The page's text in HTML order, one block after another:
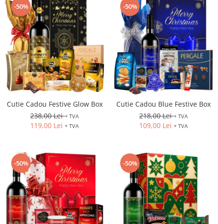
-50%
Cutie Cadou Festive Glow Box
238,00 Lei+ TVA
119,00 Lei + TVA
-50%
Cutie Cadou Blue Festive Box
218,00 Lei+ TVA
109,00 Lei + TVA
-50% -50%